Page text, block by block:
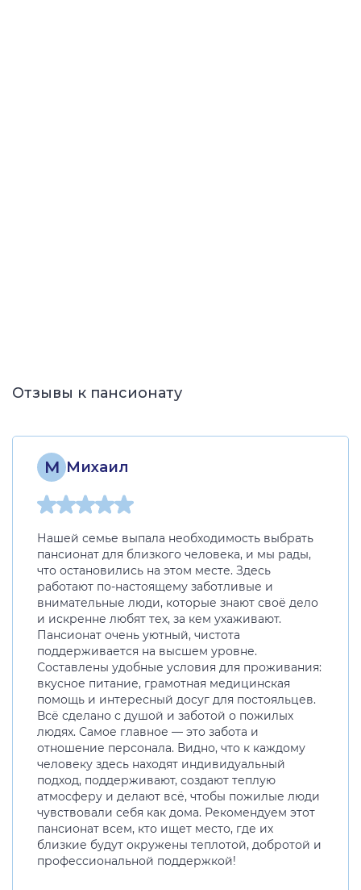
Отзывы к пансионату
M Mихаил
Нашей семье выпала необходимость выбрать
пансионат для близкого человека, и мы рады,
что остановились на этом месте. Здесь
работают по-настоящему заботливые и
внимательные люди, которые знают своё дело
и искренне любят тех, за кем ухаживают.
Пансионат очень уютный, чистота
поддерживается на высшем уровне.
Составлены удобные условия для проживания:
вкусное питание, грамотная медицинская
помощь и интересный досуг для постояльцев.
Всё сделано с душой и заботой о пожилых
людях. Самое главное — это забота и
отношение персонала. Видно, что к каждому
человеку здесь находят индивидуальный
подход, поддерживают, создают теплую
атмосферу и делают всё, чтобы пожилые люди
чувствовали себя как дома. Рекомендуем этот
пансионат всем, кто ищет место, где их
близкие будут окружены теплотой, добротой и
профессиональной поддержкой!